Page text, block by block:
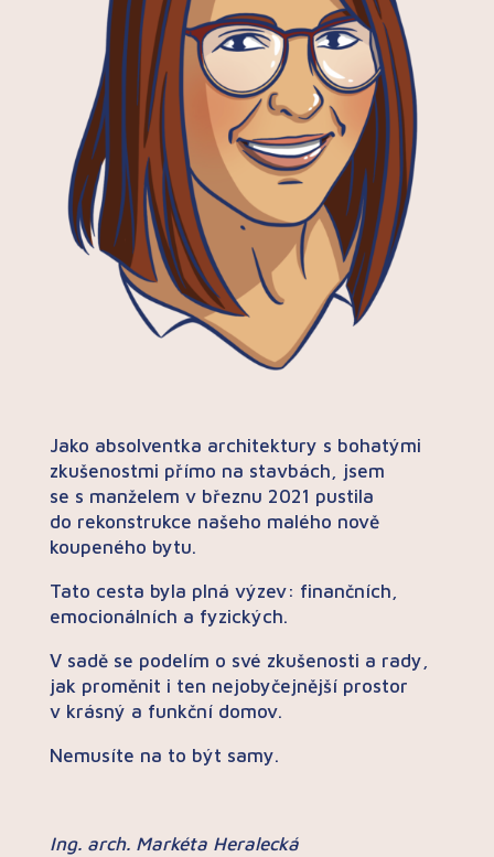
Jako absolventka architektury s bohatými
zkušenostmi přímo na stavbách, jsem
se s manželem v březnu 2021 pustila
do rekonstrukce našeho malého nově
koupeného bytu.
Tato cesta byla plná výzev: finančních,
emocionálních a fyzických.
V sadě se podelím o své zkušenosti a rady,
jak proměnit i ten nejobyčejnější prostor
v krásný a funkční domov.
Nemusíte na to být samy.
Ing. arch. Markéta Heralecká